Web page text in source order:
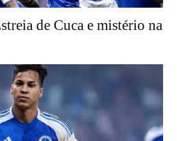
de Cuca e mistério na